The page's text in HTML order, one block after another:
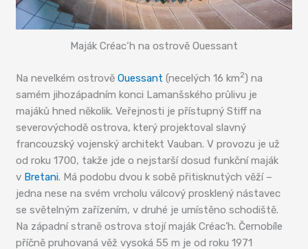
Maják Créac‘h na ostrově Ouessant
Na nevelkém ostrověOuessant (necelých 16 km2) na
samém jihozápadním konci Lamanšského průlivu je
majáků hned několik. Veřejnosti je přístupný Stiff na
severovýchodě ostrova, který projektoval slavný
francouzský vojenský architekt Vauban. V provozu je už
od roku 1700, takže jde o nejstarší dosud funkční maják
v Bretani. Má podobu dvou k sobě přitisknutých věží –
jedna nese na svém vrcholu válcový prosklený nástavec
se světelným zařízením, v druhé je umístěno schodiště.
Na západní straně ostrova stojí maják Créac’h. Černobíle
příčně pruhovaná věž vysoká 55 m je od roku 1971